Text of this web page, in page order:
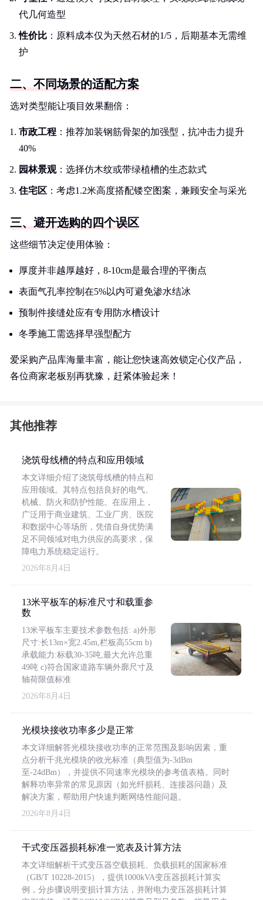
代几何造型
性价比 ：原料成本仅为天然石材的1/5，后期基本无需维
护
二、不同场景的适配方案
选对类型能让项目效果翻倍：
市政工程 ：推荐加装钢筋骨架的加强型，抗冲击力提升
40%
园林景观：选择仿木纹或带绿植槽的生态款式
住宅区 ：考虑1.2米高度搭配镂空图案，兼顾安全与采光
三、避开选购的四个误区
这些细节决定使用体验：
厚度并非越厚越好，8-10cm是最合理的平衡点
表面气孔率控制在5%以内可避免渗水结冰
预制件接缝处应有专用防水槽设计
冬季施工需选择早强型配方
爱采购产品库海量丰富，能让您快速高效锁定心仪产品，
各位商家老板别再犹豫，赶紧体验起来！
其他推荐
浇筑母线槽的特点和应用领域
本文详细介绍了浇筑母线槽的特点和
应用领域。其特点包括良好的电气、
机械、防火和防护性能。在应用上，
广泛用于商业建筑、工业厂房、医院
和数据中心等场所，凭借自身优势满
足不同领域对电力供应的高要求，保
障电力系统稳定运行。
2026年8月4日
13米平板车的标准尺寸和载重参
数
13米平板车主要技术参数包括: a)外形
尺寸:长13m×宽2.45m,栏板高55cm b)
承载能力:标载30-35吨,最大允许总重
49吨 c)符合国家道路车辆外廓尺寸及
轴荷限值标准
2026年8月4日
光模块接收功率多少是正常
本文详细解答光模块接收功率的正常范围及影响因素，重
点分析千兆光模块的收光标准（典型值为-3dBm
至-24dBm），并提供不同速率光模块的参考值表格。同时
解释功率异常的常见原因（如光纤损耗、连接器问题）及
解决方案，帮助用户快速判断网络性能问题。
2026年8月4日
干式变压器损耗标准一览表及计算方法
本文详细解析干式变压器空载损耗、负载损耗的国家标准
（GB/T 10228-2015），提供1000kVA变压器损耗计算实
例，分步骤说明变损计算方法，并附电力变压器损耗计算